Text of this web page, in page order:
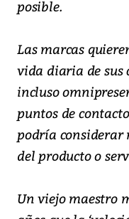
posible.
Las marcas
vida diaria de sus
incluso
puntos de
podría considerar
del producto o
Un viejo maestro